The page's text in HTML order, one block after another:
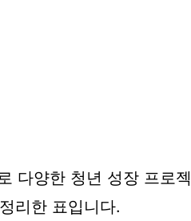
다양한 청년 성장 프로
리한 표입니다.